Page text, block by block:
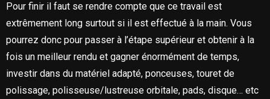
Pour finir il faut se rendre compte que ce travail est
extrêmement long surtout si il est effectué à la main. Vous
pourrez donc pour passer à l’étape supérieur et obtenir à la
fois un meilleur rendu et gagner énormément de temps,
investir dans du matériel adapté, ponceuses, touret de
polissage, polisseuse/lustreuse orbitale, pads, disque… etc